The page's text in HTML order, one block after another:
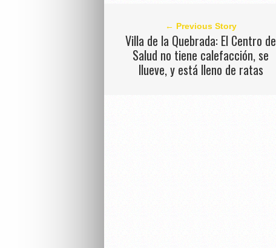
← Previous Story
Villa de la Quebrada: El Centro de
Salud no tiene calefacción, se
llueve, y está lleno de ratas